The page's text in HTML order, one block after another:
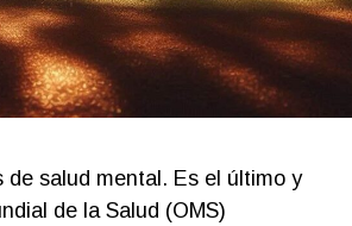
salud mental. Es el último y
de la Salud (OMS)